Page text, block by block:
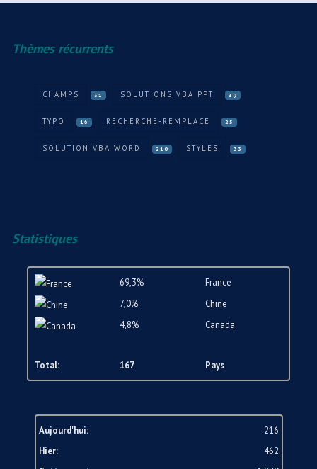
Thèmes récurrents
CHAMPS 31 SOLUTIONS VBA PPT 39
TYPO 16 RECHERCHE-REMPLACE 25
SOLUTION VBA WORD 210 STYLES 33
Statistiques
69,3%
France
7,0%
Chine
4,8%
Canada
Total: 167 Pays
Aujourd'hui:
216
Hier:
462